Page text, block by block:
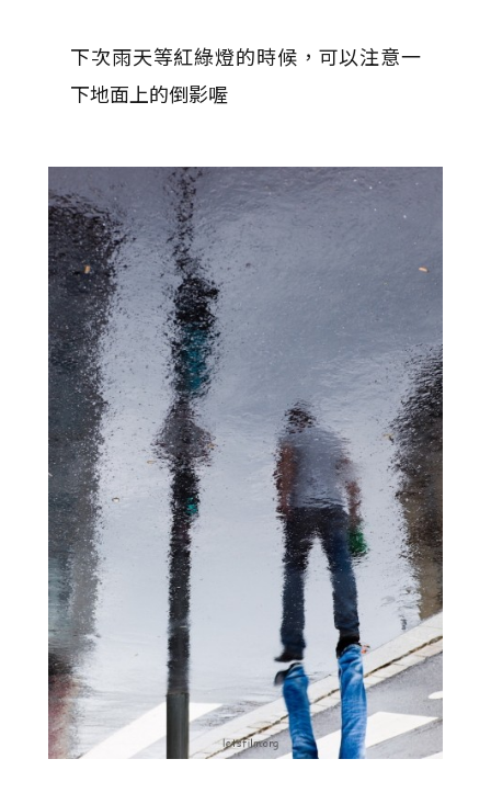
下次雨天等紅綠燈的時候，可以注意一
下地面上的倒影喔